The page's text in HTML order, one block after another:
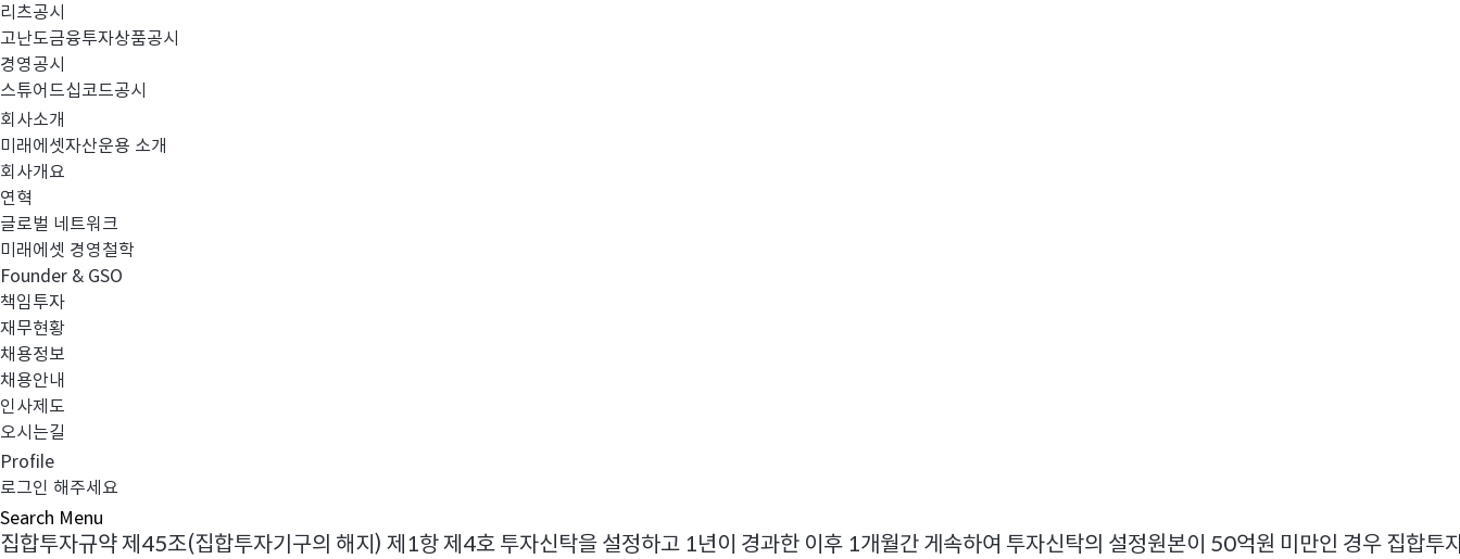
리츠공시
고난도금융투자상품공시
경영공시
스튜어드십코드공시
회사소개
미래에셋자산운용 소개
회사개요
연혁
글로벌 네트워크
미래에셋 경영철학
Founder & GSO
책임투자
재무현황
채용정보
채용안내
인사제도
오시는길
Profile
로그인 해주세요
Search Menu
당사 '미래에셋인덱스로퇴직플랜브라질안정형40증권자투자신탁(채권혼합)'의 모펀드를 현재 '미래에셋인덱스로브라질증권모투자신탁(주식)'에서
미래에셋브라질업종대표증권모투자신탁(주식)로 변경하게 되었습니다. 2008 년 5월19일 설정된 상기 펀드의 모펀드는 2016년 8월27일부터 2020년 5월 현재까지 원
50억에 미치지 못하여 소규모로 운용되고 있습니다. 일반적으로 소규모 펀드가 장기간 유지되는 경우 안정적인 운용을 위한 포트폴리오 구축이 어렵고, 펀드의 고정비용 등
인해 운용의 비효율성이 초래되어 적절한 운용 및 관리가 어려울 수 있습니다. 이에 아래의 내용과 같이 모펀드를 변경하여 운용될 예정이오니 투자에 참고하시기 바랍니다.
펀드명
미래에셋인덱스로퇴직플랜브라질안정형40증권자투자신탁(채권혼합)
주요변경사항
모펀드 및 투자전략 변경
시행(에정)일
2020년 05월29일
전환근거
집합투자규약 제45조(집합투자기구의 해지) 제1항 제4호 투자신탁을 설정하고 1년이 경과한 이후 1개월간 게속하여 투자신탁의 설정원본이 50억원 미만인 경우 집합투